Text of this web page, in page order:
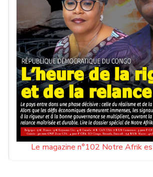
Le magazine n°102 Notre Afrik